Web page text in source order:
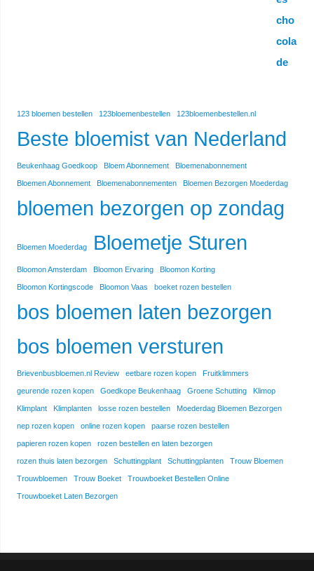
123 bloemen bestellen 123bloemenbestellen 123bloemenbestellen.nl
Beste bloemist van Nederland
Beukenhaag Goedkoop Bloem Abonnement Bloemenabonnement
Bloemen Abonnement Bloemenabonnementen Bloemen Bezorgen Moederdag
bloemen bezorgen op zondag
Bloemen Moederdag Bloemetje Sturen
Bloomon Amsterdam Bloomon Ervaring Bloomon Korting
Bloomon Kortingscode Bloomon Vaas boeket rozen bestellen
bos bloemen laten bezorgen
bos bloemen versturen
Brievenbusbloemen.nl Review eetbare rozen kopen Fruitklimmers
geurende rozen kopen Goedkope Beukenhaag Groene Schutting Klimop
Klimplant Klimplanten losse rozen bestellen Moederdag Bloemen Bezorgen
nep rozen kopen online rozen kopen paarse rozen bestellen
papieren rozen kopen rozen bestellen en laten bezorgen
rozen thuis laten bezorgen Schuttingplant Schuttingplanten Trouw Bloemen
Trouwbloemen Trouw Boeket Trouwboeket Bestellen Online
Trouwboeket Laten Bezorgen